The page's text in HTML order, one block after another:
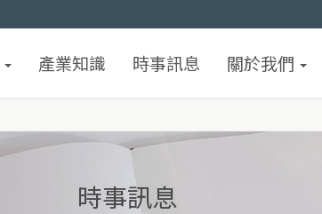
產業知識 時事訊息 關於我們
時事訊息